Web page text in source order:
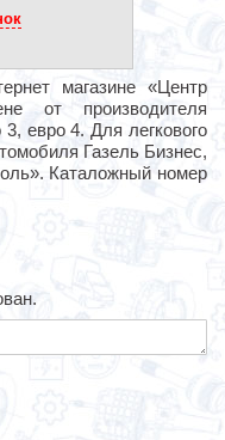
магазине «Центр
от производителя
евро 4. Для легкового
Газель Бизнес,
Каталожный номер